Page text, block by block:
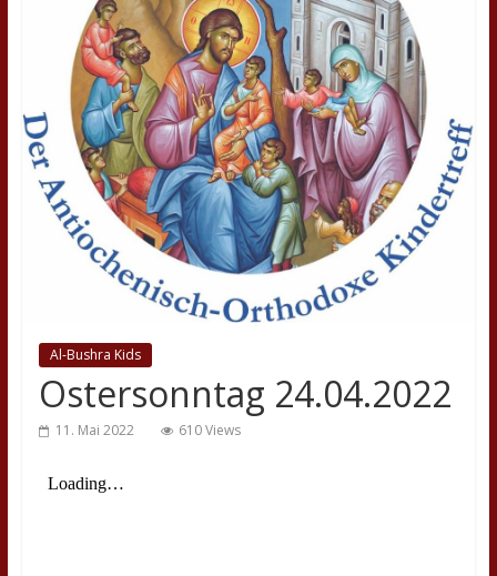
Al-Bushra Kids
Ostersonntag 24.04.2022
11. Mai 2022 610 Views